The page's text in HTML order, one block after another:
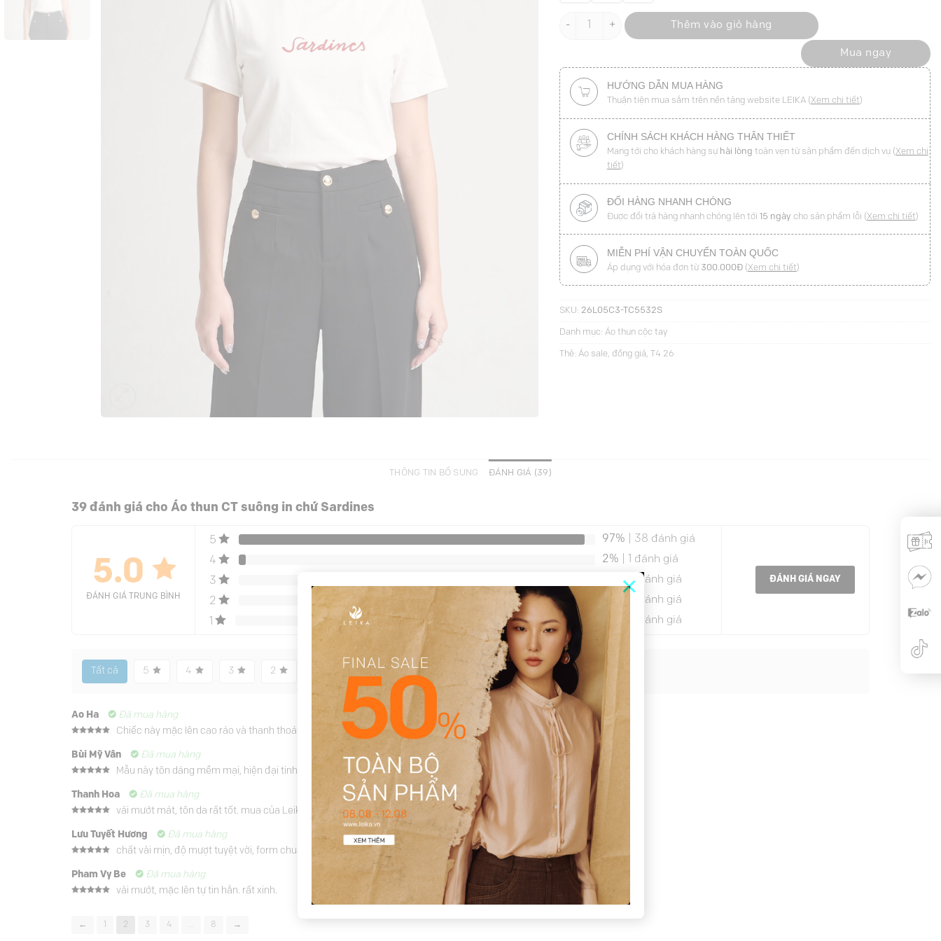
×
Áo thun CT suông in chứ Sardines số lượng
Thêm vào giỏ hàng
Mua ngay
HƯỚNG DẪN MUA HÀNG
Thuận tiện mua sắm trên nền tảng website LEIKA (Xem chi tiết)
CHÍNH SÁCH KHÁCH HÀNG THÂN THIẾT
Mang tới cho khách hàng sự hài lòng toàn vẹn từ sản phẩm đến dịch vụ (Xem chi
tiết)
ĐỔI HÀNG NHANH CHÓNG
Được đổi trả hàng nhanh chóng lên tới 15 ngày cho sản phẩm lỗi (Xem chi tiết)
MIỄN PHÍ VẬN CHUYỂN TOÀN QUỐC
Áp dụng với hóa đơn từ 300.000Đ(Xem chi tiết)
SKU: 26L05C3-TC5532S
Danh mục: Áo thun cộc tay
Thẻ: Áo sale, đồng giá, T4 26
THÔNG TIN BỔ SUNG ĐÁNH GIÁ (39)
39 đánh giá cho Áo thun CT suông in chứ Sardines
5.0
ĐÁNH GIÁ TRUNG BÌNH
5 97% | 38 đánh giá
4
2% | 1 đánh giá
3
| 0 đánh giá
2
| 0 đánh giá
| 0 đánh giá
ĐÁNH GIÁ NGAY
Tất cả 5 4 3 2 Có video Có ảnh
Ao Ha Đã mua hàng
hạng
5
sao
Chiếc này mặc lên cao ráo và thanh thoát, form tinh tế, mang lại sự tự tin.
Bùi Mỹ Vân Đã mua hàng
hạng
5
sao
Mẫu này tôn dáng mềm mại, hiện đại tinh tế. thương hiệu Leika rất chuyên nghiệp. sẽ quay lại mua thêm.
Thanh Hoa Đã mua hàng
sao
vải mướt mát, tôn da rất tốt. mua của Leika rất yên tâm.
Lưu Tuyết Hương Đã mua hàng
hạng
sao
chất vải mịn, độ mượt tuyệt vời, form chuẩn, mặc lên cao ráo hẳn. dễ mix với quần tây tạo set công sở thanh lịch.
Pham Vy Be Đã mua hàng
vải mướt, mặc lên tự tin hẳn. rất xinh.
← 1 2 3 4 … 8 →